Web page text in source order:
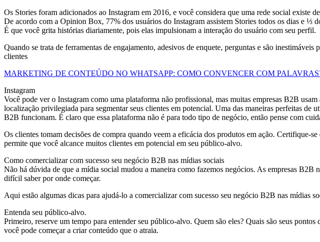
Os Stories foram adicionados ao Instagram em 2016, e você considera que uma rede social existe
De acordo com a Opinion Box, 77% dos usuários do Instagram assistem Stories todos os dias e ⅓
É que você grita histórias diariamente, pois elas impulsionam a interação do usuário com seu perfil.
Quando se trata de ferramentas de engajamento, adesivos de enquete, perguntas e são
clientes
MARKETING DE CONTEÚDO NO WHATSAPP: COMO CONVENCER COM
Instagram
Você pode ver o Instagram como uma plataforma não profissional, mas muitas empresas B2B
localização privilegiada para segmentar seus clientes em potencial. Uma das maneiras perfeitas
B2B funcionam. É claro que essa plataforma não é para todo tipo de negócio, então pense com
Os clientes tomam decisões de compra quando veem a eficácia dos produtos em ação. Certifique-
permite que você alcance muitos clientes em potencial em seu público-alvo.
Como comercializar com sucesso seu negócio B2B nas mídias sociais
Não há dúvida de que a mídia social mudou a maneira como fazemos negócios. As empresas
difícil saber por onde começar.
Aqui estão algumas dicas para ajudá-lo a comercializar com sucesso seu negócio B2B nas mídias
Entenda seu público-alvo.
Primeiro, reserve um tempo para entender seu público-alvo. Quem são eles? Quais são seus
você pode começar a criar conteúdo que o atraia.